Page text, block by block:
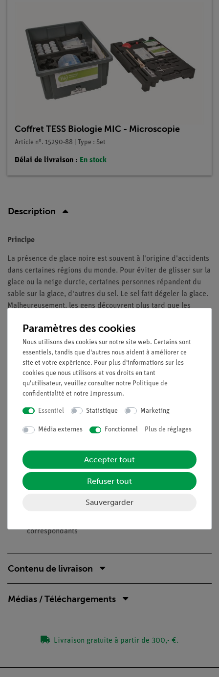
Coffret TESS Biologie MIC - Microscopie
Article n°. 15290-88 | Type : Set
Délai de livraison : En stock
Description
Principe
La présence de glace noire est souvent à l'origine d'accidents
dans certaines régions du monde. Pour éviter de glisser sur la
glace ou la neige durcie, certaines personnes répandent du
sable sur la glace, d'autres du sel. Le sel fait dégeler la glace.
Malheureusement, les gens découvrent plus tard que les
commencent bientôt à se flétrir et à dépérir. Comment cela a-
t-il pu se produire ? Nous voulons le découvrir dans une
expérience.
Avantages
L'expérience fait partie d'un ensemble complet de
toutes les applications de microscopie
Avec une feuille de travail pour les élèves, adaptée à
Avec des informations détaillées pour l'enseignant, y
compris un exemple d'image microscopique
Optimisé pour les emplois du temps serrés, c'est-à-dire
avec un temps de préparation minimal
pour inclure tous les accessoires nécessaires
correspondants
Contenu de livraison
Médias / Téléchargements
Livraison gratuite à partir de 300,- €.
Paramètres des cookies
Nous utilisons des cookies sur notre site web. Certains sont
essentiels, tandis que d'autres nous aident à améliorer ce
site et votre expérience. Pour plus d'informations sur les
cookies que nous utilisons et vos droits en tant
qu'utilisateur, veuillez consulter notre Politique de
confidentialité et notre Impressum.
Essentiel Statistique Marketing
Média externes Fonctionnel Plus de réglages
Accepter tout
Refuser tout
Sauvergarder